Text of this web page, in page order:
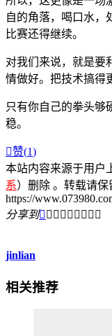
自的角落，喝口水，
比赛还得继续。
对我们来说，就是要
情做好。把技术搞得
只有你自己的拳头够
稳。
赞(1)
本站内容来源于用户
系）删除 。转载请保
https://
分享到        
jinlian
相关推荐